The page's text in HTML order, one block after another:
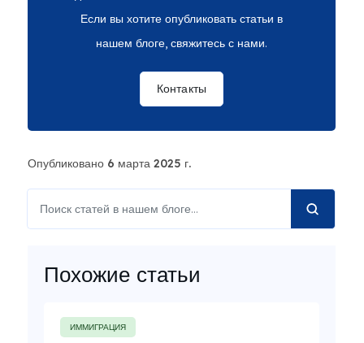
Если вы хотите опубликовать статьи в
нашем блоге, свяжитесь с нами.
Контакты
Опубликовано 6 марта 2025 г.
Похожие статьи
ИММИГРАЦИЯ